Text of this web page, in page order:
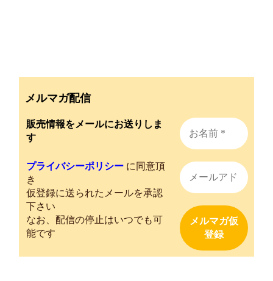
メルマガ配信
販売情報をメールにお送りしま
す
プライバシーポリシー に同意頂
き
仮登録に送られたメールを承認
下さい
なお、配信の停止はいつでも可
能です